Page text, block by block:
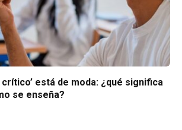
crítico’ está de moda: ¿qué significa
se enseña?